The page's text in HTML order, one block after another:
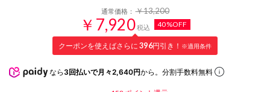
通常価格：￥13,200
￥7,920税込 40%OFF
クーポンを使えばさらに396円引き！ ※適用条件
なら 3回払いで月々2,640円から。分割手数料無料